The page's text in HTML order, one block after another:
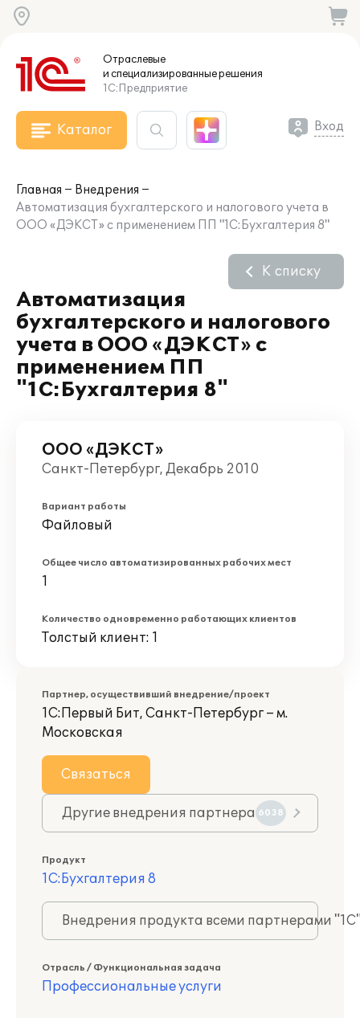
Отраслевые
и специализированныерешения
1С:Предприятие
Каталог Вход
Главная
Внедрения
Автоматизация бухгалтерского и налогового учета в
ООО «ДЭКСТ» с применением ПП "1С:Бухгалтерия 8"
Автоматизация
бухгалтерского и налогового
учета в ООО «ДЭКСТ» с
применением ПП
"1С:Бухгалтерия 8"
К списку
ООО «ДЭКСТ»
Санкт-Петербург, Декабрь 2010
Вариант работы
Файловый
Общее число автоматизированных рабочих мест
1
Количество одновременно работающих клиентов
Толстый клиент: 1
Партнер, осуществивший внедрение/проект
1С:Первый Бит, Санкт-Петербург – м.
Московская
Связаться
Другие внедрения партнера 6038
Продукт
1С:Бухгалтерия 8
Внедрения продукта всеми партнерами
Отрасль / Функциональная задача
Профессиональные услуги